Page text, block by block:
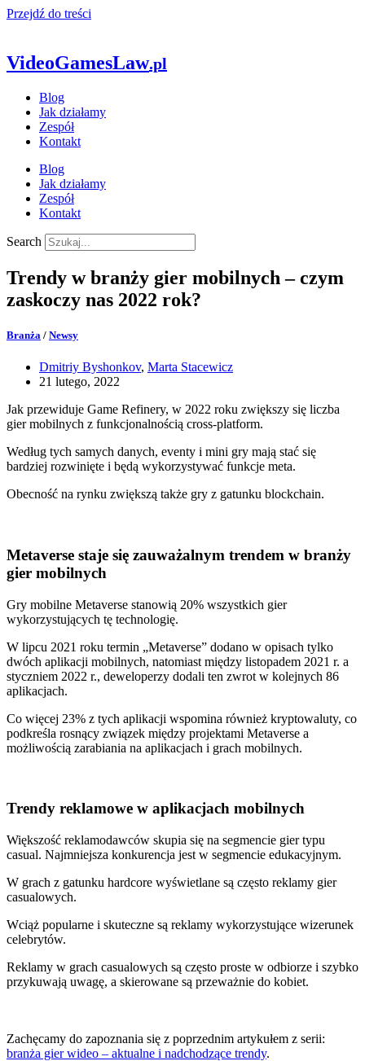
Przejdź do treści
VideoGamesLaw.pl
Blog
Jak działamy
Zespół
Kontakt
Blog
Jak działamy
Zespół
Kontakt
Search
Trendy w branży gier mobilnych – czym
zaskoczy nas 2022 rok?
Branża / Newsy
Dmitriy Byshonkov, Marta Stacewicz
21 lutego, 2022
Jak przewiduje Game Refinery, w 2022 roku zwiększy się liczba
gier mobilnych z funkcjonalnością cross-platform.
Według tych samych danych, eventy i mini gry mają stać się
bardziej rozwinięte i będą wykorzystywać funkcje meta.
Obecność na rynku zwiększą także gry z gatunku blockchain.
Metaverse staje się zauważalnym trendem w branży
gier mobilnych
Gry mobilne Metaverse stanowią 20% wszystkich gier
wykorzystujących tę technologię.
W lipcu 2021 roku termin „Metaverse” dodano w opisach tylko
dwóch aplikacji mobilnych, natomiast między listopadem 2021 r. a
styczniem 2022 r., deweloperzy dodali ten zwrot w kolejnych 86
aplikacjach.
Co więcej 23% z tych aplikacji wspomina również kryptowaluty, co
podkreśla rosnący związek między projektami Metaverse a
możliwością zarabiania na aplikacjach i grach mobilnych.
Trendy reklamowe w aplikacjach mobilnych
Większość reklamodawców skupia się na segmencie gier typu
casual. Najmniejsza konkurencja jest w segmencie edukacyjnym.
W grach z gatunku hardcore wyświetlane są często reklamy gier
casualowych.
Wciąż popularne i skuteczne są reklamy wykorzystujące wizerunek
celebrytów.
Reklamy w grach casualowych są często proste w odbiorze i szybko
przykuwają uwagę, a skierowane są przeważnie do kobiet.
Zachęcamy do zapoznania się z poprzednim artykułem z serii:
branża gier wideo – aktualne i nadchodzące trendy.